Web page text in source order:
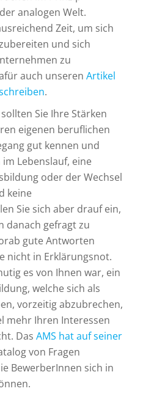
analogen Welt.
Zeit, um sich
und sich
zu
auch unseren Artikel
.
Sie Ihre Stärken
eigenen beruflichen
gut kennen und
Lebenslauf, eine
oder der Wechsel
keine
Sie sich aber drauf ein,
danach gefragt zu
gute Antworten
nicht in Erklärungsnot.
es von Ihnen war, ein
welche sich als
vorzeitig abzubrechen,
mehr Ihren Interessen
Das AMS hat auf seiner
von Fragen
BewerberInnen sich in